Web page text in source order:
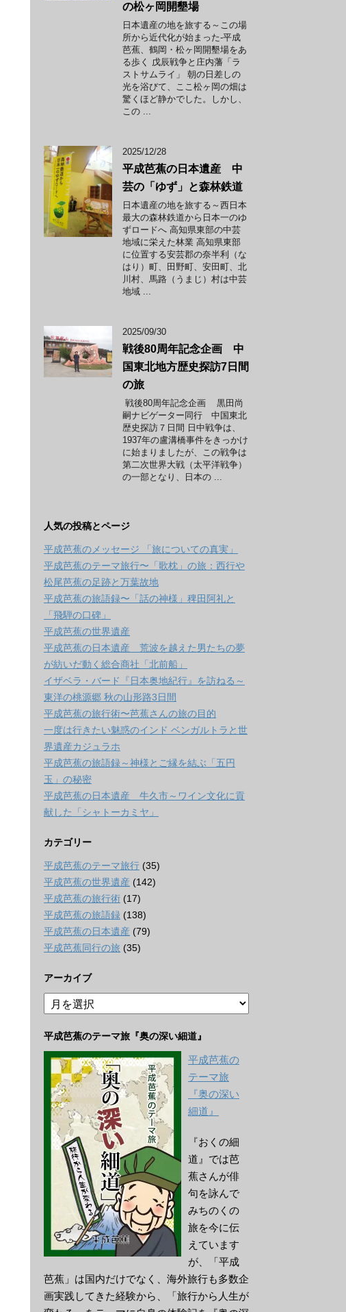
の松ヶ岡開墾場
日本遺産の地を旅する～この場
所から近代化が始まった-平成
芭蕉、鶴岡・松ヶ岡開墾場をあ
る歩く 戊辰戦争と庄内藩「ラ
ストサムライ」 朝の日差しの
光を浴びて、ここ松ヶ岡の畑は
驚くほど静かでした。しかし、
この ...
2025/12/28
平成芭蕉の日本遺産 中
芸の「ゆず」と森林鉄道
日本遺産の地を旅する～西日本
最大の森林鉄道から日本一のゆ
ずロードへ 高知県東部の中芸
地域に栄えた林業 高知県東部
に位置する安芸郡の奈半利（な
はり）町、田野町、安田町、北
川村、馬路（うまじ）村は中芸
地域 ...
2025/09/30
戦後80周年記念企画 中
国東北地方歴史探訪7日間
の旅
戦後80周年記念企画 黒田尚
嗣ナビゲーター同行 中国東北
歴史探訪７日間 日中戦争は、
1937年の盧溝橋事件をきっかけ
に始まりましたが、この戦争は
第二次世界大戦（太平洋戦争）
の一部となり、日本の ...
人気の投稿とページ
平成芭蕉のメッセージ 「旅についての真実」
平成芭蕉のテーマ旅行〜「歌枕」の旅：西行や
松尾芭蕉の足跡と万葉故地
平成芭蕉の旅語録〜「話の神様」稗田阿礼と
「飛騨の口碑」
平成芭蕉の世界遺産
平成芭蕉の日本遺産 荒波を越えた男たちの夢
が紡いだ動く総合商社「北前船」
イザベラ・バード『日本奥地紀行』を訪ねる～
東洋の桃源郷 秋の山形路3日間
平成芭蕉の旅行術〜芭蕉さんの旅の目的
一度は行きたい魅惑のインド ベンガルトラと世
界遺産カジュラホ
平成芭蕉の旅語録～神様とご縁を結ぶ「五円
玉」の秘密
平成芭蕉の日本遺産 牛久市～ワイン文化に貢
献した「シャトーカミヤ」
カテゴリー
平成芭蕉のテーマ旅行 (35)
平成芭蕉の世界遺産 (142)
平成芭蕉の旅行術 (17)
平成芭蕉の旅語録 (138)
平成芭蕉の日本遺産 (79)
平成芭蕉同行の旅 (35)
アーカイブ
ア
ー
イ
ブ
平成芭蕉のテーマ旅『奥の深い細道』
平成芭蕉の
テーマ旅
『奥の深い
細道』
『おくの細
道』では芭
蕉さんが俳
句を詠んで
みちのくの
旅を今に伝
えています
が、「平成
芭蕉」は国内だけでなく、海外旅行も多数企
画実践してきた経験から、「旅行から人生が